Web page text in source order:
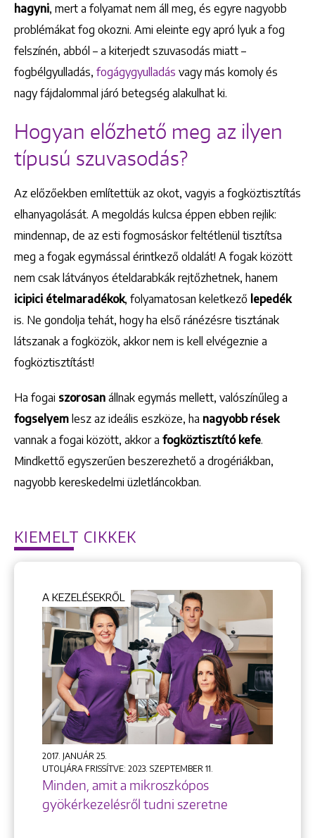
+36 1 222 7250
+36 1 222 9150
1148 Budapest, Örs vezér tere 2.
Keresés
hagyni, mert a folyamat nem áll meg, és egyre nagyobb
problémákat fog okozni. Ami eleinte egy apró lyuk a fog
felszínén, abból – a kiterjedt szuvasodás miatt –
fogbélgyulladás, fogágygyulladás vagy más komoly és
nagy fájdalommal járó betegség alakulhat ki.
Hogyan előzhető meg az ilyen
típusú szuvasodás?
Az előzőekben említettük az okot, vagyis a fogköztisztítás
elhanyagolását. A megoldás kulcsa éppen ebben rejlik:
mindennap, de az esti fogmosáskor feltétlenül tisztítsa
meg a fogak egymással érintkező oldalát! A fogak között
nem csak látványos ételdarabkák rejtőzhetnek, hanem
icipici ételmaradékok, folyamatosan keletkező lepedék
is. Ne gondolja tehát, hogy ha első ránézésre tisztának
látszanak a fogközök, akkor nem is kell elvégeznie a
fogköztisztítást!
Ha fogai szorosan állnak egymás mellett, valószínűleg a
fogselyem lesz az ideális eszköze, ha nagyobb rések
vannak a fogai között, akkor a fogköztisztító kefe.
Mindkettő egyszerűen beszerezhető a drogériákban,
nagyobb kereskedelmi üzletláncokban.
KIEMELT CIKKEK
A KEZELÉSEKRŐL
2017. JANUÁR 25.
UTOLJÁRA FRISSÍTVE: 2023. SZEPTEMBER 11.
Minden, amit a mikroszkópos
gyökérkezelésről tudni szeretne